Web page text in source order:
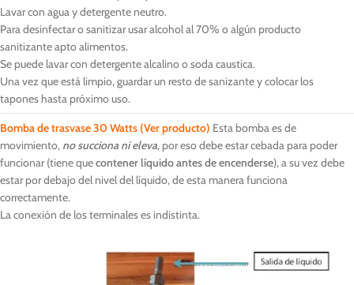
Lavar con agua y detergente neutro.
Para desinfectar o sanitizar usar alcohol al 70% o algún producto
sanitizante apto alimentos.
Se puede lavar con detergente alcalino o soda caustica.
Una vez que está limpio, guardar un resto de sanizante y colocar los
tapones hasta próximo uso.
Bomba de trasvase 30 Watts(Ver producto) Esta bomba es de
movimiento, no succiona ni eleva, por eso debe estar cebada para poder
funcionar (tiene quecontener líquido antes de encenderse), a su vez debe
estar por debajo del nivel del líquido, de esta manera funciona
correctamente.
La conexión de los terminales es indistinta.